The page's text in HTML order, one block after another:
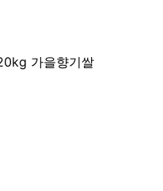
가을향기쌀